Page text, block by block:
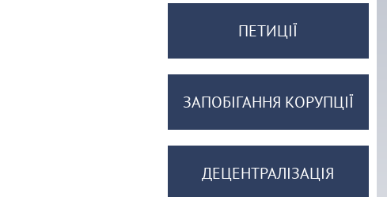
ПЕТИЦІЇ
ЗАПОБІГАННЯ КОРУПЦІЇ
ДЕЦЕНТРАЛІЗАЦІЯ